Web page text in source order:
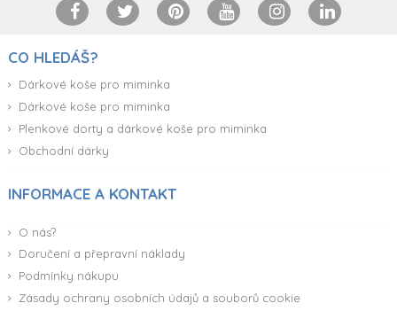
Plenkový dort. Speciální mateřská škola